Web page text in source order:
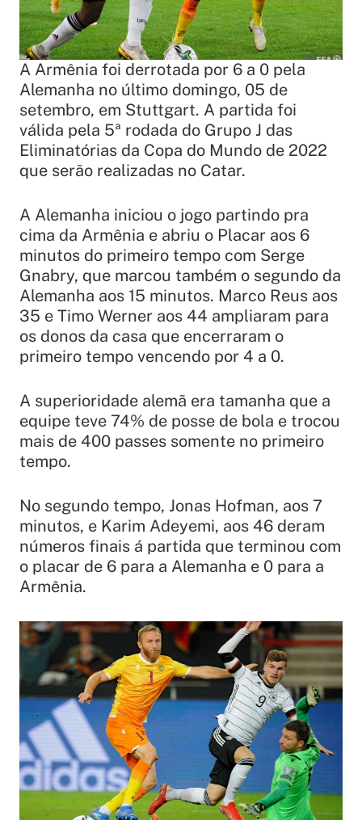
A Armênia foi derrotada por 6 a 0 pela
Alemanha no último domingo, 05 de
setembro, em Stuttgart. A partida foi
válida pela 5ª rodada do Grupo J das
Eliminatórias da Copa do Mundo de 2022
que serão realizadas no Catar.
A Alemanha iniciou o jogo partindo pra
cima da Armênia e abriu o Placar aos 6
minutos do primeiro tempo com Serge
Gnabry, que marcou também o segundo da
Alemanha aos 15 minutos. Marco Reus aos
35 e Timo Werner aos 44 ampliaram para
os donos da casa que encerraram o
primeiro tempo vencendo por 4 a 0.
A superioridade alemã era tamanha que a
equipe teve 74% de posse de bola e trocou
mais de 400 passes somente no primeiro
tempo.
No segundo tempo, Jonas Hofman, aos 7
minutos, e Karim Adeyemi, aos 46 deram
números finais á partida que terminou com
o placar de 6 para a Alemanha e 0 para a
Armênia.